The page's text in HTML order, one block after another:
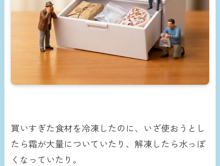
買いすぎた食材を冷凍したのに、いざ使おうとし
たら霜が大量についていたり、解凍したら水っぽ
くなっていたり。